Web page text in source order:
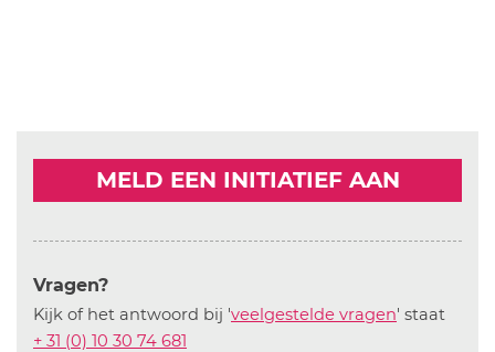
MELD EEN INITIATIEF AAN
Vragen?
Kijk of het antwoord bij 'veelgestelde vragen' staat
+ 31 (0) 10 30 74 681